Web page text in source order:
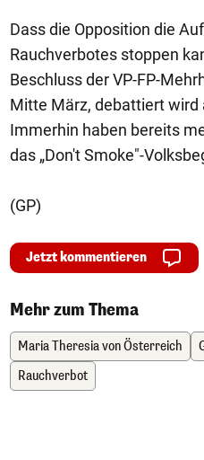
Dass die Opposition die
Rauchverbotes stoppen
Beschluss der VP-FP-
Mitte März, debattiert wird
Immerhin haben bereits
das „Don't Smoke"-
(GP)
Jetzt kommentieren
Mehr zum Thema
Maria Theresia von Österreich
Rauchverbot